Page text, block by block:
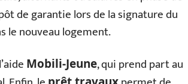
de garantie lors de la signature du
le nouveau logement.
Mobili-Jeune, qui prend part au